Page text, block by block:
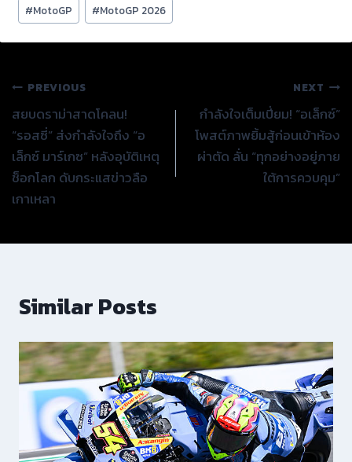
Tags:
#MotoGP #MotoGP 2026
แนะแนว
เรื่อง
PREVIOUS
สยบดราม่าสาดโคลน!
“รอสซี่” ส่งกำลังใจถึง “อ
เล็กซ์ มาร์เกซ” หลังอุบัติเหตุ
ช็อกโลก ดับกระแสข่าวลือ
เกาเหลา
NEXT
กำลังใจเต็มเปี่ยม! “อเล็กซ์”
โพสต์ภาพยิ้มสู้ก่อนเข้าห้อง
ผ่าตัด ลั่น “ทุกอย่างอยู่ภาย
ใต้การควบคุม”
Similar Posts